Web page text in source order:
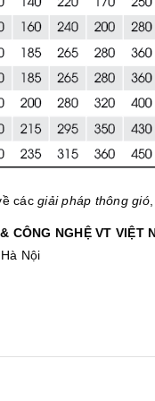
các giải pháp thông gió
CÔNG NGHỆ VT VIỆT
Nội